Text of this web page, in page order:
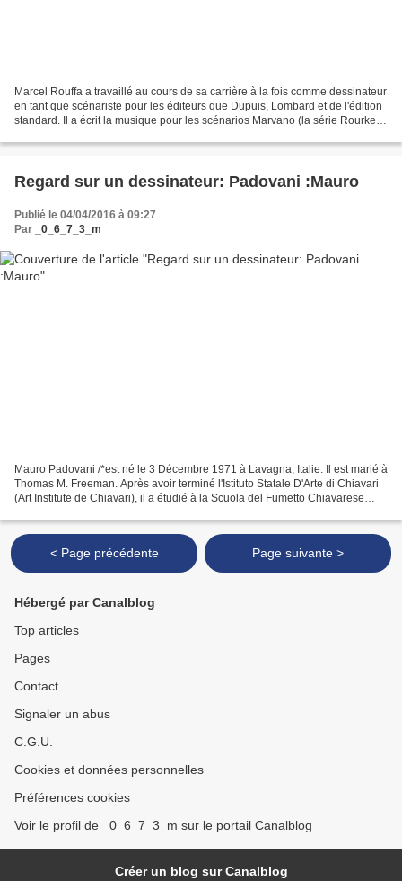
Marcel Rouffa a travaillé au cours de sa carrière à la fois comme dessinateur
en tant que scénariste pour les éditeurs que Dupuis, Lombard et de l'édition
standard. Il a écrit la musique pour les scénarios Marvano (la série Rourke
Regard sur un dessinateur: Padovani :Mauro
Publié le 04/04/2016 à 09:27
Par
_0_6_7_3_m
Mauro Padovani /*est né le 3 Décembre 1971 à Lavagna, Italie. Il est marié à
Thomas M. Freeman. Après avoir terminé l'Istituto Statale D'Arte di Chiavari
(Art Institute de Chiavari), il a étudié à la Scuola del Fumetto Chiavarese
< Page précédente Page suivante >
Hébergé par Canalblog
Top articles
Pages
Contact
Signaler un abus
C.G.U.
Cookies et données personnelles
Préférences cookies
Voir le profil de _0_6_7_3_m sur le portail Canalblog
Créer un blog sur Canalblog